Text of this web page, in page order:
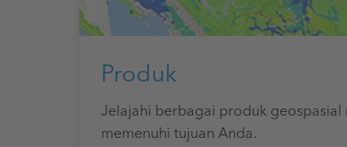
Produk
Jelajahi berbagai produk
memenuhi tujuan Anda.